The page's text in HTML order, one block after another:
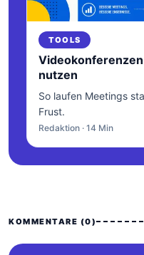
TOOLS
nutzen
So laufen Meetings
Frust.
Redaktion · 14 Min
KOMMENTARE (0)